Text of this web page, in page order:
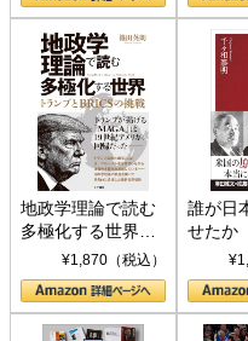
地政学理論で読む
多極化する世界：
トランプとBRICS
の挑戦
¥1,870（税込）
誰が日
せた
下、
して聖
書)